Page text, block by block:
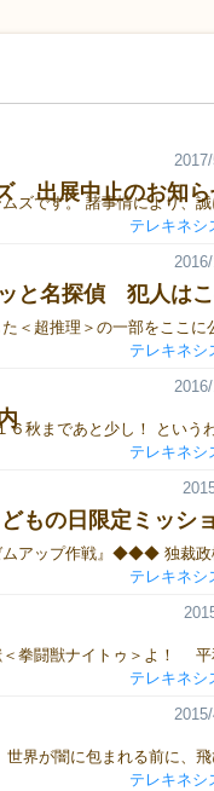
出展中止のお知ら
テレキネシ
と名探偵 犯人は
テレキネシ
テレキネシ
もの日限定ミッシ
テレキネシ
テレキネシ
テレキネシ